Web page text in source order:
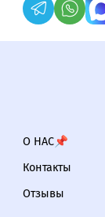
О НАС📌
Контакты
Отзывы